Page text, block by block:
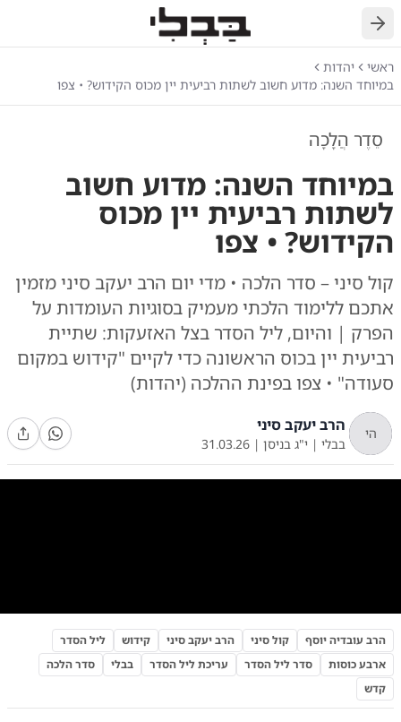
חזרה
ראשי
יהדות
במיוחד השנה: מדוע חשוב לשתות רביעית יין מכוס הקידוש? • צפו
סֵדֶר הֲלָכָה
במיוחד השנה: מדוע חשוב
לשתות רביעית יין מכוס
הקידוש? • צפו
קול סיני – סדר הלכה • מדי יום הרב יעקב סיני מזמין
אתכם ללימוד הלכתי מעמיק בסוגיות העומדות על
הפרק | והיום, ליל הסדר בצל האזעקות: שתיית
רביעית יין בכוס הראשונה כדי לקיים "קידוש במקום
סעודה" • צפו בפינת ההלכה (יהדות)
הי הרב יעקב סיני
בבלי | י"ג בניסן |
31.03.26
במיוחד השנה: מדוע חשוב לשתות רביעית יין מכוס הקידוש?
הרב עובדיה יוסף קול סיני הרב יעקב סיני קידוש
ליל הסדר
ארבע כוסות
סדר ליל הסדר עריכת ליל הסדר בבלי
סדר הלכה
קדש